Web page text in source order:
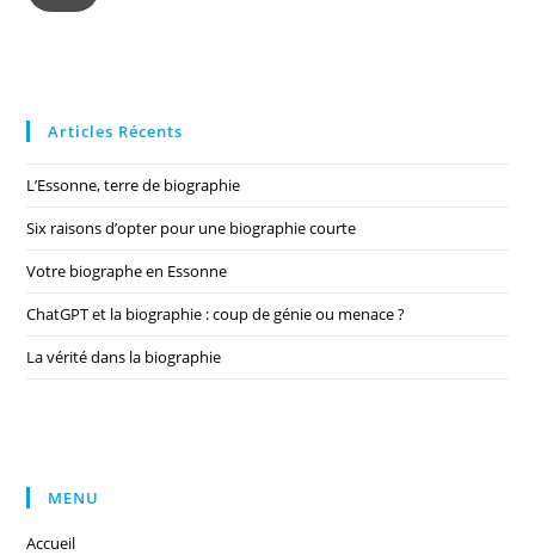
Articles Récents
L’Essonne, terre de biographie
Six raisons d’opter pour une biographie courte
Votre biographe en Essonne
ChatGPT et la biographie : coup de génie ou menace ?
La vérité dans la biographie
MENU
Accueil